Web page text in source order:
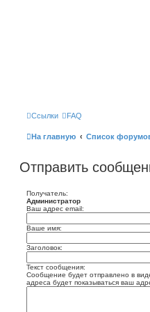
Ссылки FAQ
На главную Список
Отправить
Получатель:
Администратор
Ваш адрес email:
Ваше имя:
Заголовок:
Текст сообщения:
Сообщение будет отправлено в
адреса будет показываться ваш